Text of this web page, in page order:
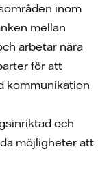
inom
mellan
arbetar nära
för att
kommunikation
och
möjligheter att